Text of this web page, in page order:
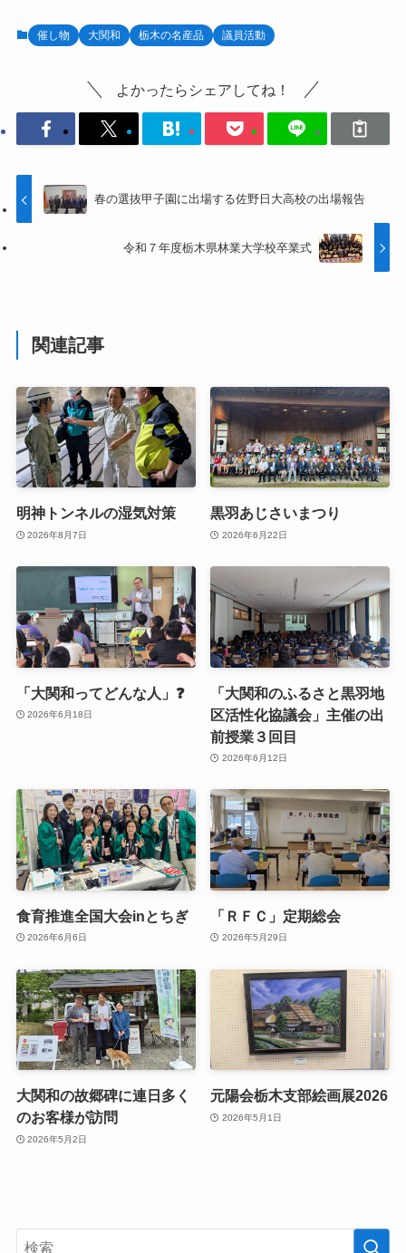
催し物 大関和 栃木の名産品 議員活動
よかったらシェアしてね！
春の選抜甲子園に出場する佐野日大高校の出場報告
令和７年度栃木県林業大学校卒業式
関連記事
明神トンネルの湿気対策
2026年8月7日
黒羽あじさいまつり
2026年6月22日
「大関和ってどんな人」❓
2026年6月18日
「大関和のふるさと黒羽地
区活性化協議会」主催の出
前授業３回目
2026年6月12日
食育推進全国大会inとちぎ
2026年6月6日
「ＲＦＣ」定期総会
2026年5月29日
大関和の故郷碑に連日多く
のお客様が訪問
2026年5月2日
元陽会栃木支部絵画展2026
2026年5月1日